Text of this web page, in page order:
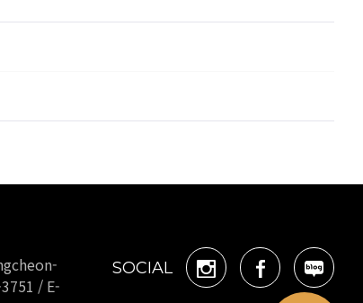
/ E-
SOCIAL